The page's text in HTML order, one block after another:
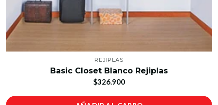
REJIPLAS
Basic Closet Blanco Rejiplas
$326.900